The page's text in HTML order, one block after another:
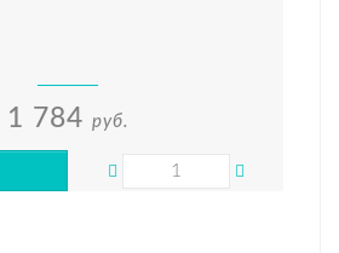
1 784 руб.